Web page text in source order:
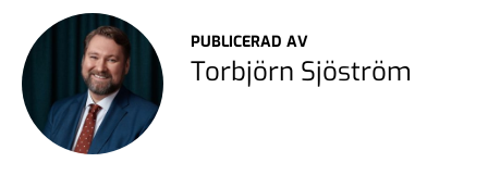
PUBLICERAD AV
Torbjörn Sjöström